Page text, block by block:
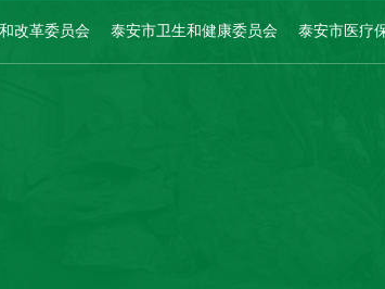
改革委员会 泰安市卫生和健康委员会 泰安市医疗